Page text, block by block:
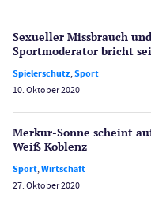
Spielerschutz
Sport
Wetten
Wirtschaft
Spielautomaten
Casino Testberichte
Bonus Ohne Einzahlung
Slot Freispiele
Sexueller Missbrauch
Sportmoderator bricht
Spielerschutz,Sport
10. Oktober 2020
Merkur-Sonne scheint
Weiß Koblenz
Sport,Wirtschaft
27. Oktober 2020